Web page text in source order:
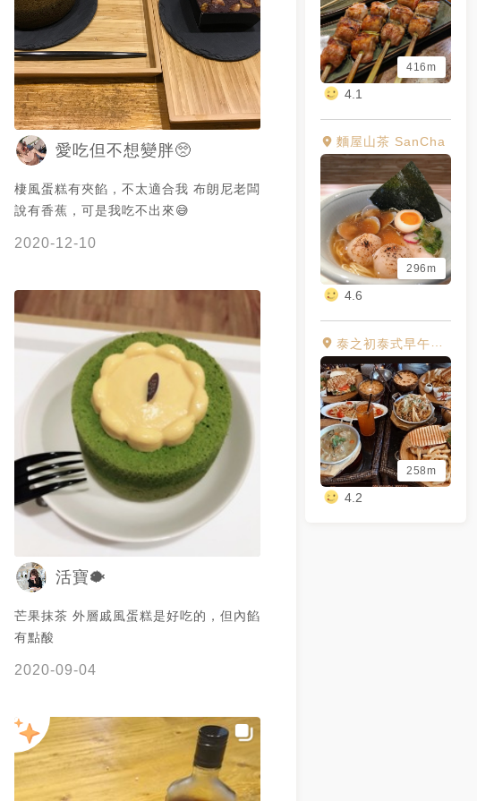
416m
4.1
麵屋山茶 SanCha
296m
4.6
泰之初泰式早午餐（江翠店）
258m
4.2
愛吃但不想變胖🥺
棲風蛋糕有夾餡，不太適合我 布朗尼老闆
說有香蕉，可是我吃不出來😅
2020-12-10
活寶🐡
芒果抹茶 外層戚風蛋糕是好吃的，但內餡
有點酸
2020-09-04